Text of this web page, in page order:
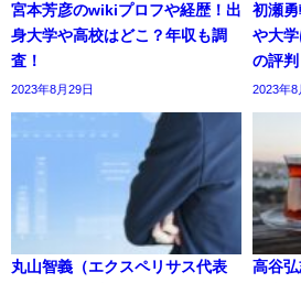
宮本芳彦のwikiプロフや経歴！出
身大学や高校はどこ？年収も調
査！
2023年8月29日
初瀬
や大
の評判
2023年8
丸山智義（エクスペリサス代表
高谷